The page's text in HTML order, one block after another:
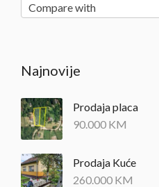
Compare with
Najnovije
Prodaja placa
90.000 KM
Prodaja Kuće
260.000 KM